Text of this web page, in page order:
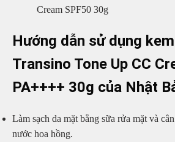
Cream SPF50 30g
Hướng dẫn sử dụng
Transino Tone Up CC
PA++++ 30g của Nhật
Làm sạch da mặt bằng sữa rửa mặt và
nước hoa hồng.